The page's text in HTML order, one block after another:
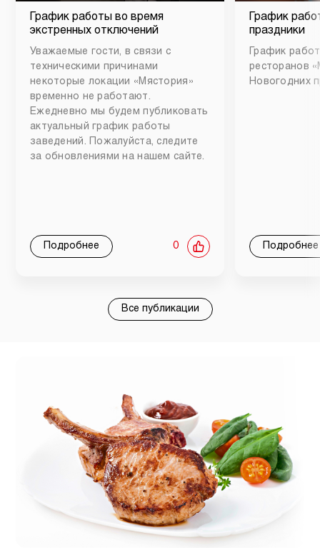
График работы во время
экстренных отключений
Уважаемые гости, в связи с
техническими причинами
некоторые локации «Мястория»
временно не работают.
Ежедневно мы будем публиковать
актуальный график работы
заведений. Пожалуйста, следите
за обновлениями на нашем сайте.
Подробнее 0
График
праздники
График
ресторанов
Новогодних
Подробнее
Все публикации